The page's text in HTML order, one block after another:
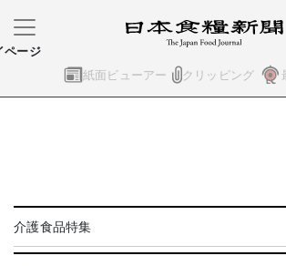
紙面ビューアー クリッピング
ページ
介護食品特集